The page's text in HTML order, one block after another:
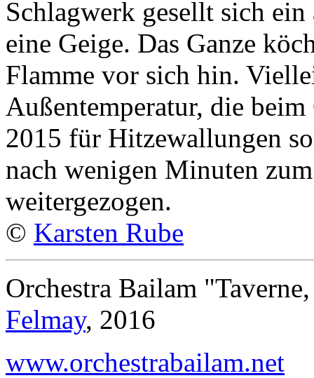
Schlagwerk gesellt sich
eine Geige. Das Ganze
Flamme vor sich hin.
Außentemperatur, die
2015 für Hitzewallungen
nach wenigen Minuten
weitergezogen.
© Karsten Rube
Orchestra Bailam
Felmay, 2016
www.orchestrabailam.net